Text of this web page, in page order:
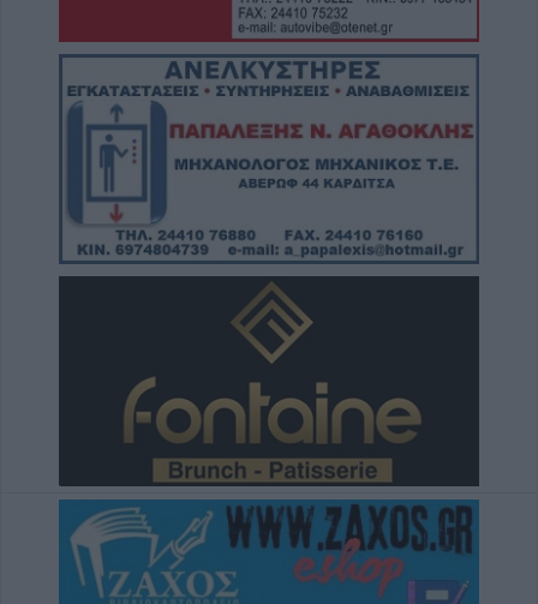
Απορρίφθηκαν από τον εισαγγελέα του
Αρείου Πάγου οι αιτήσεις για την ανάσυρση
από το αρχείο της υπόθεσης των
τηλεφωνικών υποκλοπών
7 Αυγούστου 2026, 14:26
Επιχορηγήσεις 15.000 ευρώ από το Υπ.
Πολιτισμού για δύο πολιτιστικά φεστιβάλ
που πραγματοποιούνται στο ν. Καρδίτσας
Συνεδριάζει την Τρίτη 11 Αυγούστου το
Δημοτικό Συμβούλιο Λίμνης Πλαστήρα
7 Αυγούστου 2026, 14:05
Την Κυριακή 9 Αυγούστου το 40ήμερο
7 Αυγούστου 2026, 13:59
Το Σάββατο 8 Αυγούστου η κηδεία της Βάιας
Χασομέρη
7 Αυγούστου 2026, 13:14